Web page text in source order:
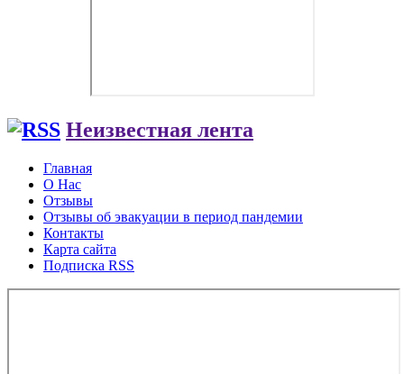
Неизвестная лента
Главная
О Нас
Отзывы
Отзывы об эвакуации в период пандемии
Контакты
Карта сайта
Подписка RSS